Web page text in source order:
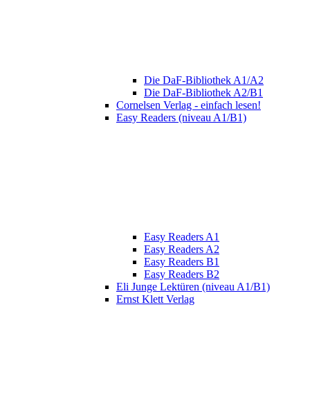
Die DaF-Bibliothek A1/A2
Die DaF-Bibliothek A2/B1
Cornelsen Verlag - einfach lesen!
Easy Readers (niveau A1/B1)
Easy Readers A1
Easy Readers A2
Easy Readers B1
Easy Readers B2
Eli Junge Lektüren (niveau A1/B1)
Ernst Klett Verlag